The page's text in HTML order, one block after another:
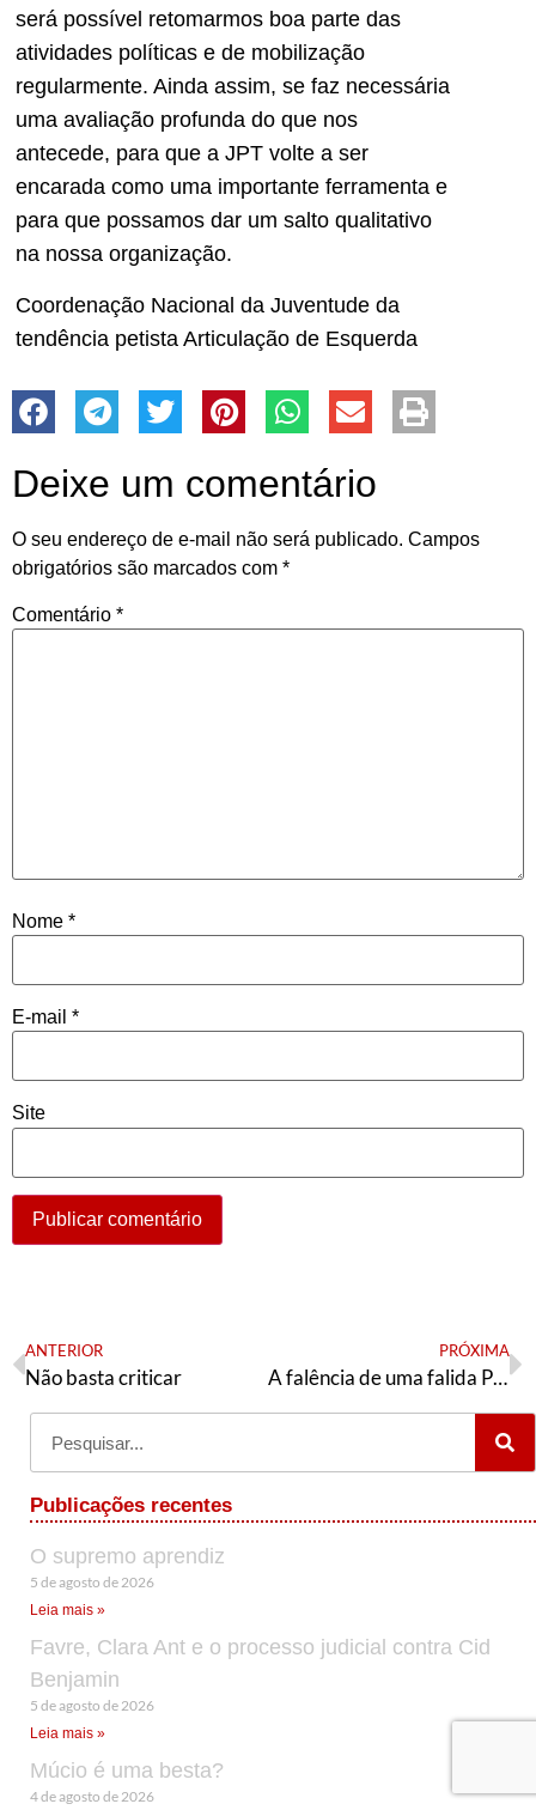
será possível retomarmos boa parte das
atividades políticas e de mobilização
regularmente. Ainda assim, se faz necessária
uma avaliação profunda do que nos
antecede, para que a JPT volte a ser
encarada como uma importante ferramenta e
para que possamos dar um salto qualitativo
na nossa organização.
Coordenação Nacional da Juventude da
tendência petista Articulação de Esquerda
Deixe um comentário
O seu endereço de e-mail não será publicado. Campos
obrigatórios são marcados com *
Comentário *
Nome *
E-mail *
Site
ANTERIOR
Não basta criticar
PRÓXIMA
A falência de uma falida Política Externa: a crise do COVID-19 e o governo Bolsonaro
Publicações recentes
O supremo aprendiz
5 de agosto de 2026
Leia mais »
Favre, Clara Ant e o processo judicial contra Cid
Benjamin
5 de agosto de 2026
Leia mais »
Múcio é uma besta?
4 de agosto de 2026